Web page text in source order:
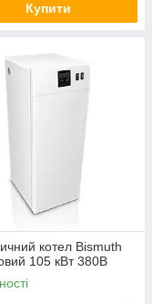
Купити
котел Bismuth
105 кВт 380В